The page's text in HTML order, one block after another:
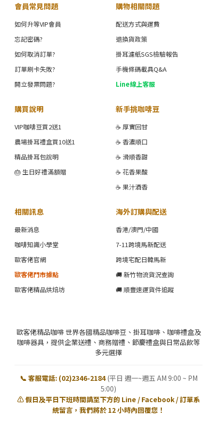
會員常見問題
如何升等VIP會員
忘記密碼?
如何取消訂單?
訂單刷卡失敗?
開立發票問題?
購物相關問題
配送方式與運費
退換貨政策
掛耳濾紙SGS檢驗報告
手機條碼載具Q&A
Line線上客服
購買說明
VIP咖啡豆買2送1
農場掛耳禮盒買10送1
精品掛耳包說明
🎂 生日好禮滿額贈
新手挑咖啡豆
☕ 厚實回甘
☕ 香濃順口
☕ 滑順香甜
☕ 花香果酸
☕ 果汁酒香
相關訊息
最新消息
咖啡知識小學堂
歐客佬官網
歐客佬門市據點
歐客佬精品烘焙坊
海外訂購與配送
香港/澳門/中國
7-11跨境馬新配送
跨境宅配日韓馬新
🚚 新竹物流貨況查詢
🚚 順豐速運貨件追蹤
歐客佬精品咖啡 世界各國精品咖啡豆、掛耳咖啡、咖啡禮盒及
咖啡器具，提供企業送禮、商務贈禮、節慶禮盒與日常品飲等
多元選擇
📞 客服電話: (02)2346-2184 (平日 週一~週五 AM 9:00 ~ PM
5:00)
⚠️ 假日及平日下班時間請至下方的 Line / Facebook / 訂單系
統留言，我們將於 12 小時內回覆您！